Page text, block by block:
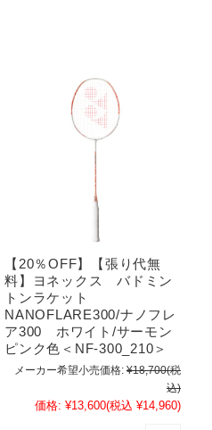
【20％OFF】【張り代無
料】ヨネックス バドミン
トンラケット
NANOFLARE300/ナノフレ
ア300 ホワイト/サーモン
ピンク色＜NF-300_210＞
メーカー希望小売価格: ¥18,700(税
込)
価格: ¥13,600(税込 ¥14,960)